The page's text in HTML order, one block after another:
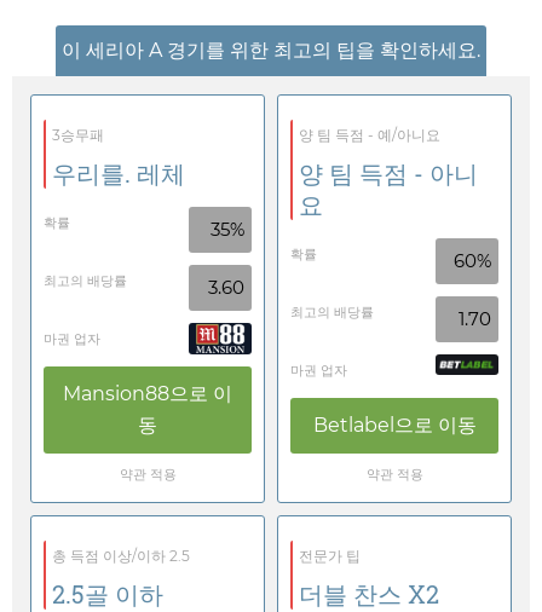
이 세리아 A 경기를 위한 최고의 팁을 확인하세요.
3승무패
우리를. 레체
확률 35%
최고의 배당률 3.60
마권 업자
Mansion88으로 이
동
약관 적용
양 팀 득점 - 예/아니요
양 팀 득점 - 아니
요
확률 60%
최고의 배당률 1.70
마권 업자
Betlabel 으로 이동
약관 적용
총 득점 이상/이하 2.5
2.5골 이하
전문가 팁
더블 찬스 X2